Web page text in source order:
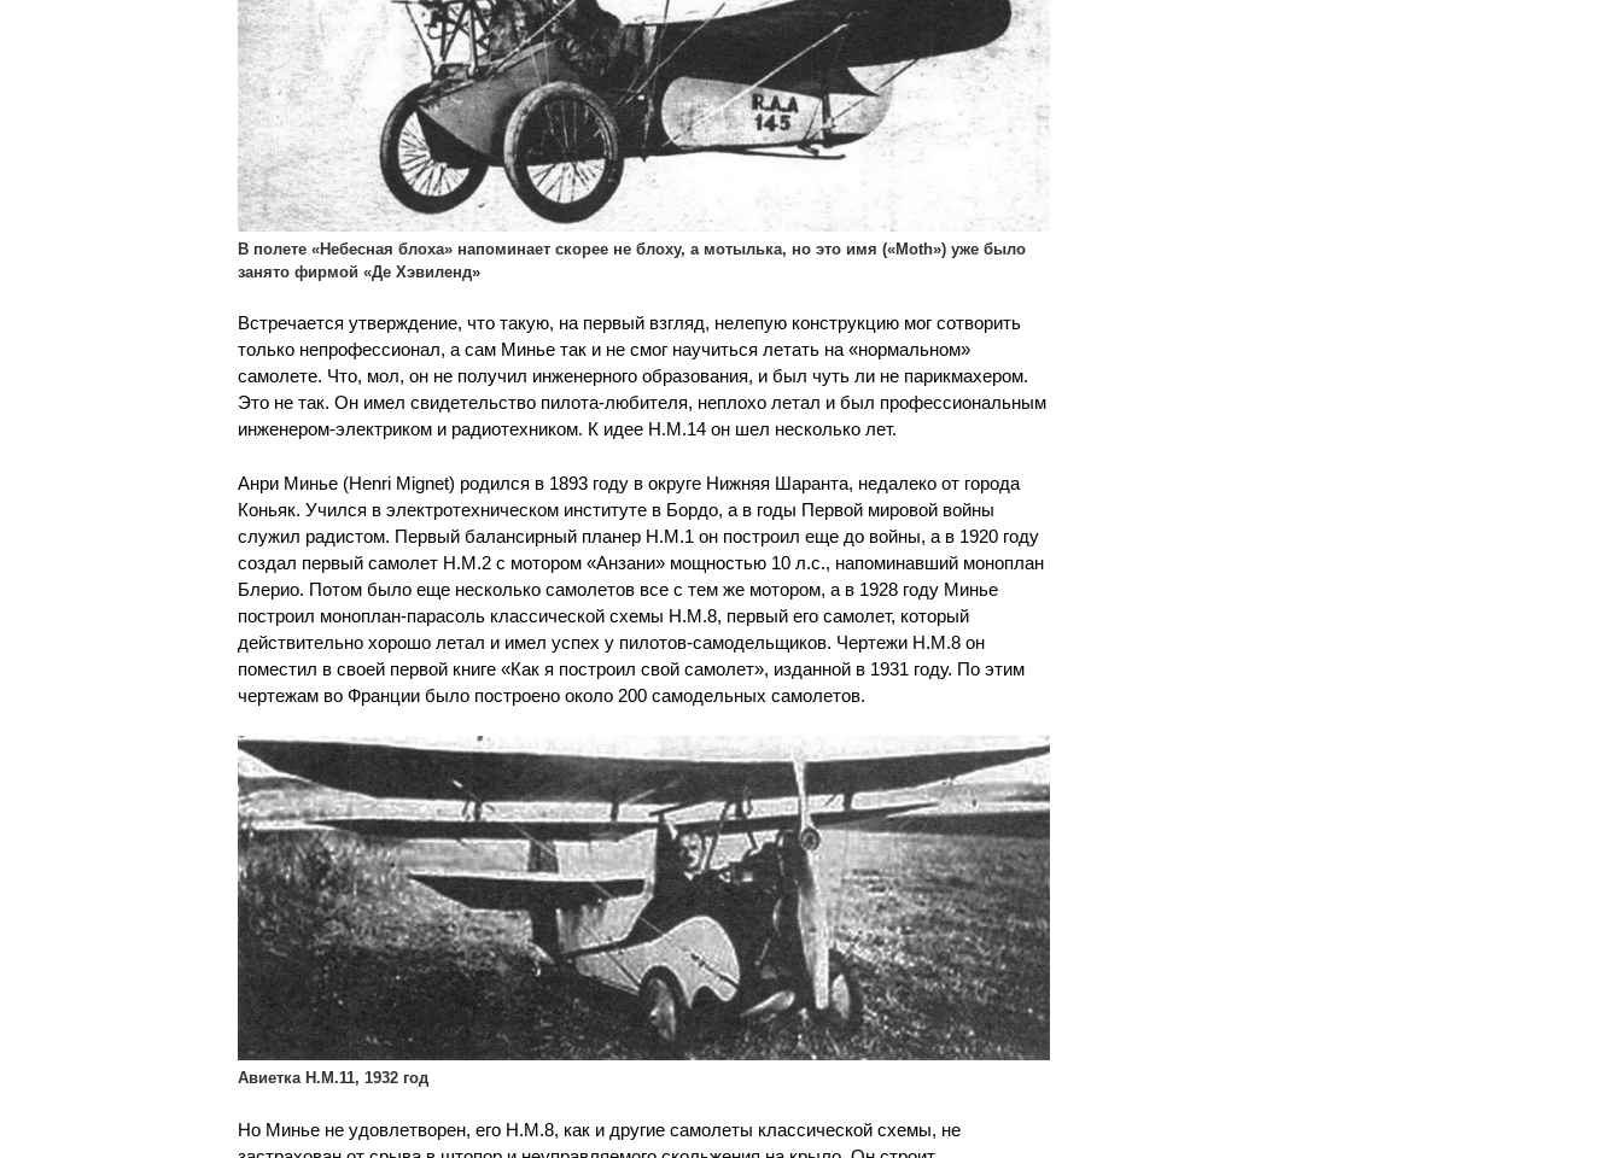
В полете «Небесная блоха» напоминает скорее не блоху, а мотылька, но это имя («Moth») уже было
занято фирмой «Де Хэвиленд»
Встречается утверждение, что такую, на первый взгляд, нелепую конструкцию мог сотворить
только непрофессионал, а сам Минье так и не смог научиться летать на «нормальном»
самолете. Что, мол, он не получил инженерного образования, и был чуть ли не парикмахером.
Это не так. Он имел свидетельство пилота-любителя, неплохо летал и был профессиональным
инженером-электриком и радиотехником. К идее Н.М.14 он шел несколько лет.
Анри Минье (Henri Mignet) родился в 1893 году в округе Нижняя Шаранта, недалеко от города
Коньяк. Учился в электротехническом институте в Бордо, а в годы Первой мировой войны
служил радистом. Первый балансирный планер Н.М.1 он построил еще до войны, а в 1920 году
создал первый самолет Н.М.2 с мотором «Анзани» мощностью 10 л.с., напоминавший моноплан
Блерио. Потом было еще несколько самолетов все с тем же мотором, а в 1928 году Минье
построил моноплан-парасоль классической схемы Н.М.8, первый его самолет, который
действительно хорошо летал и имел успех у пилотов-самодельщиков. Чертежи Н.М.8 он
поместил в своей первой книге «Как я построил свой самолет», изданной в 1931 году. По этим
чертежам во Франции было построено около 200 самодельных самолетов.
Авиетка H.M.11, 1932 год
Но Минье не удовлетворен, его Н.М.8, как и другие самолеты классической схемы, не